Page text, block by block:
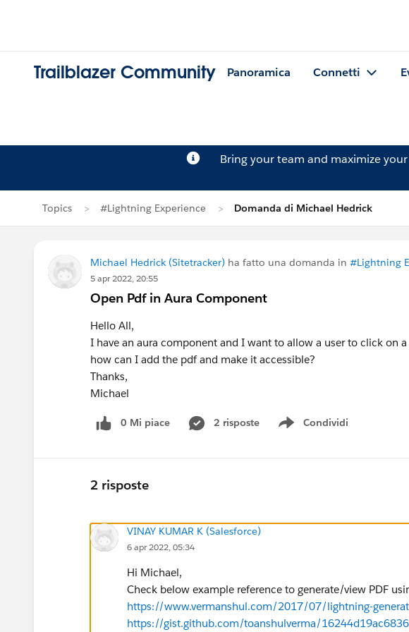
Trailblazer Community Panoramica Connetti
Bring your team and maximize
Topics #Lightning Experience Domanda di Michael Hedrick
Michael Hedrick (Sitetracker) ha fatto una domanda in #Lightning
5 apr 2022, 20:55
Open Pdf in Aura Component
Hello All,
I have an aura component and I want to allow a user to click on
how can I add the pdf and make it accessible?
Thanks,
Michael
0 Mi piace 2 risposte Condividi
Show menu
2 risposte
VINAY KUMAR K (Salesforce)
6 apr 2022, 05:34
Hi Michael,
Check below example reference to generate/view PDF
https://www.vermanshul.com/2017/07/lightning-
https://gist.github.com/toanshulverma/